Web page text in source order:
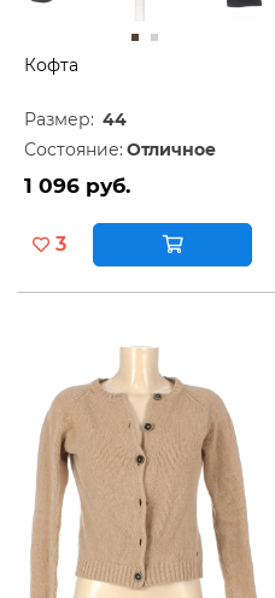
Кофта
Размер: 44
Состояние: Отличное
1 096 руб.
3